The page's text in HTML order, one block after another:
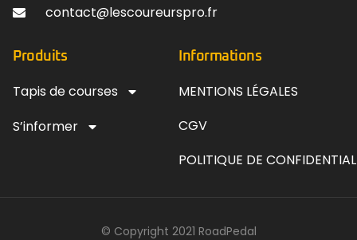
contact@lescoureurspro.fr
Produits
Tapis de courses
S’informer
Informations
MENTIONS LÉGALES
CGV
POLITIQUE DE
© Copyright 2021 RoadPedal